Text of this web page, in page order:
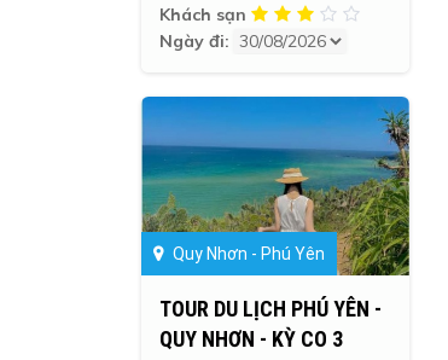
Khách sạn
Ngày đi:
Quy Nhơn - Phú Yên
TOUR DU LỊCH PHÚ YÊN -
QUY NHƠN - KỲ CO 3